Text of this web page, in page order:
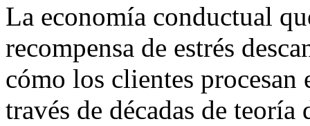
La economía conductual
recompensa de estrés
cómo los clientes
través de décadas de